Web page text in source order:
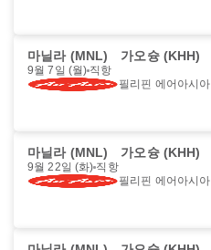
마닐라 (MNL) 가오슝 (KHH)
9월 7일 (월) 직항
필리핀 에어아시아
마닐라 (MNL) 가오슝 (KHH)
9월 22일 (화) 직항
필리핀 에어아시아